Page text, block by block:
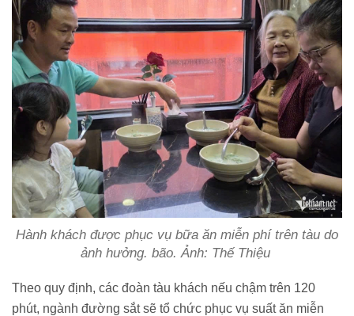
Hành khách được phục vụ bữa ăn miễn phí trên tàu do
ảnh hưởng. bão. Ảnh: Thế Thiệu
Theo quy định, các đoàn tàu khách nếu chậm trên 120
phút, ngành đường sắt sẽ tổ chức phục vụ suất ăn miễn